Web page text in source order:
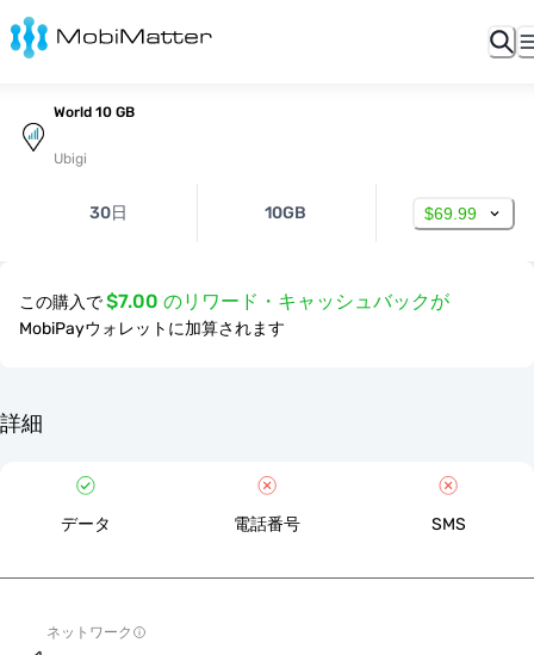
World 10 GB
Ubigi
30日 10GB $69.99
この購入で$7.00 のリワード・キャッシュバックが
MobiPayウォレットに加算されます
詳細
データ 電話番号 SMS
ネットワーク